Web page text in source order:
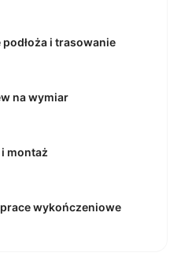
i trasowanie
na wymiar
montaż
wykończeniowe